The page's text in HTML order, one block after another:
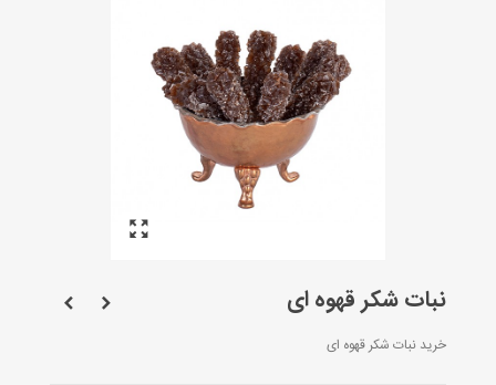
نبات شکر قهوه ای
خرید نبات شکر قهوه ای